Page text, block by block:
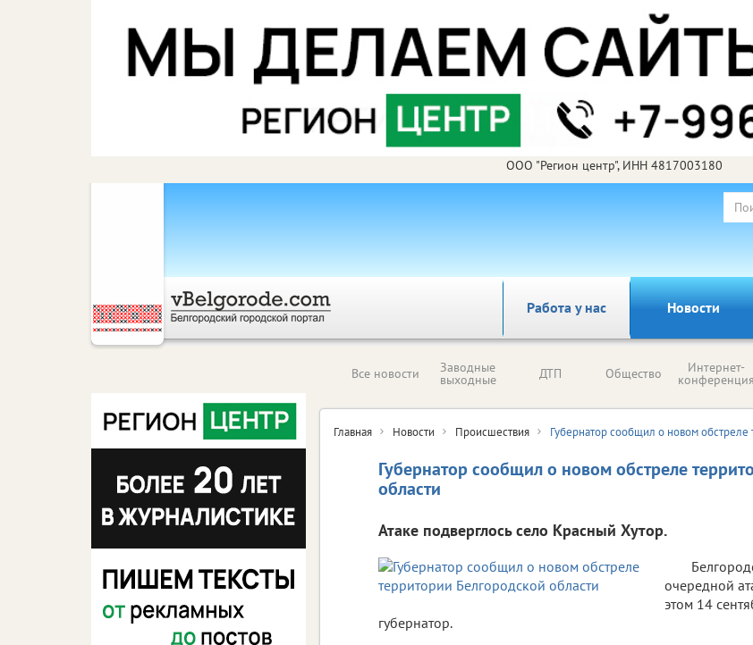
ООО "Регион центр", ИНН 4817003180
Работа у нас Новости
Все новости Заводные
выходные ДТП Общество Интернет-
конференция
Главная Новости Происшествия Губернатор сообщил о новом обстреле
Губернатор сообщил о новом обстреле
области
Атаке подверглось село Красный Хутор.
очередной
этом 14
губернатор.